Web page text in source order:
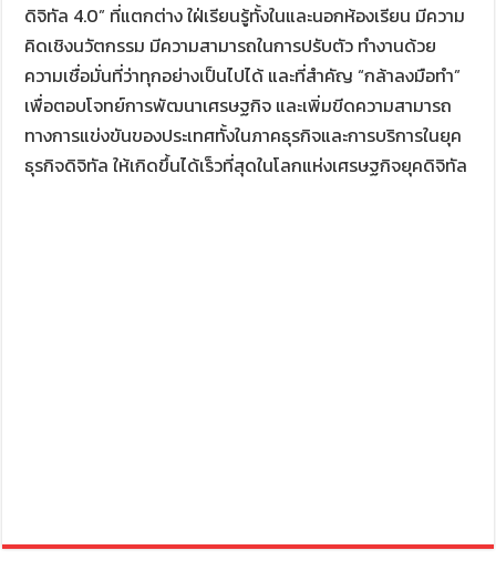
ดิจิทัล 4.0” ที่แตกต่าง ใฝ่เรียนรู้ทั้งในและนอกห้องเรียน มีความ
คิดเชิงนวัตกรรม มีความสามารถในการปรับตัว ทำงานด้วย
ความเชื่อมั่นที่ว่าทุกอย่างเป็นไปได้ และที่สำคัญ “กล้าลงมือทำ”
เพื่อตอบโจทย์การพัฒนาเศรษฐกิจ และเพิ่มขีดความสามารถ
ทางการแข่งขันของประเทศทั้งในภาคธุรกิจและการบริการในยุค
ธุรกิจดิจิทัล ให้เกิดขึ้นได้เร็วที่สุดในโลกแห่งเศรษฐกิจยุคดิจิทัล